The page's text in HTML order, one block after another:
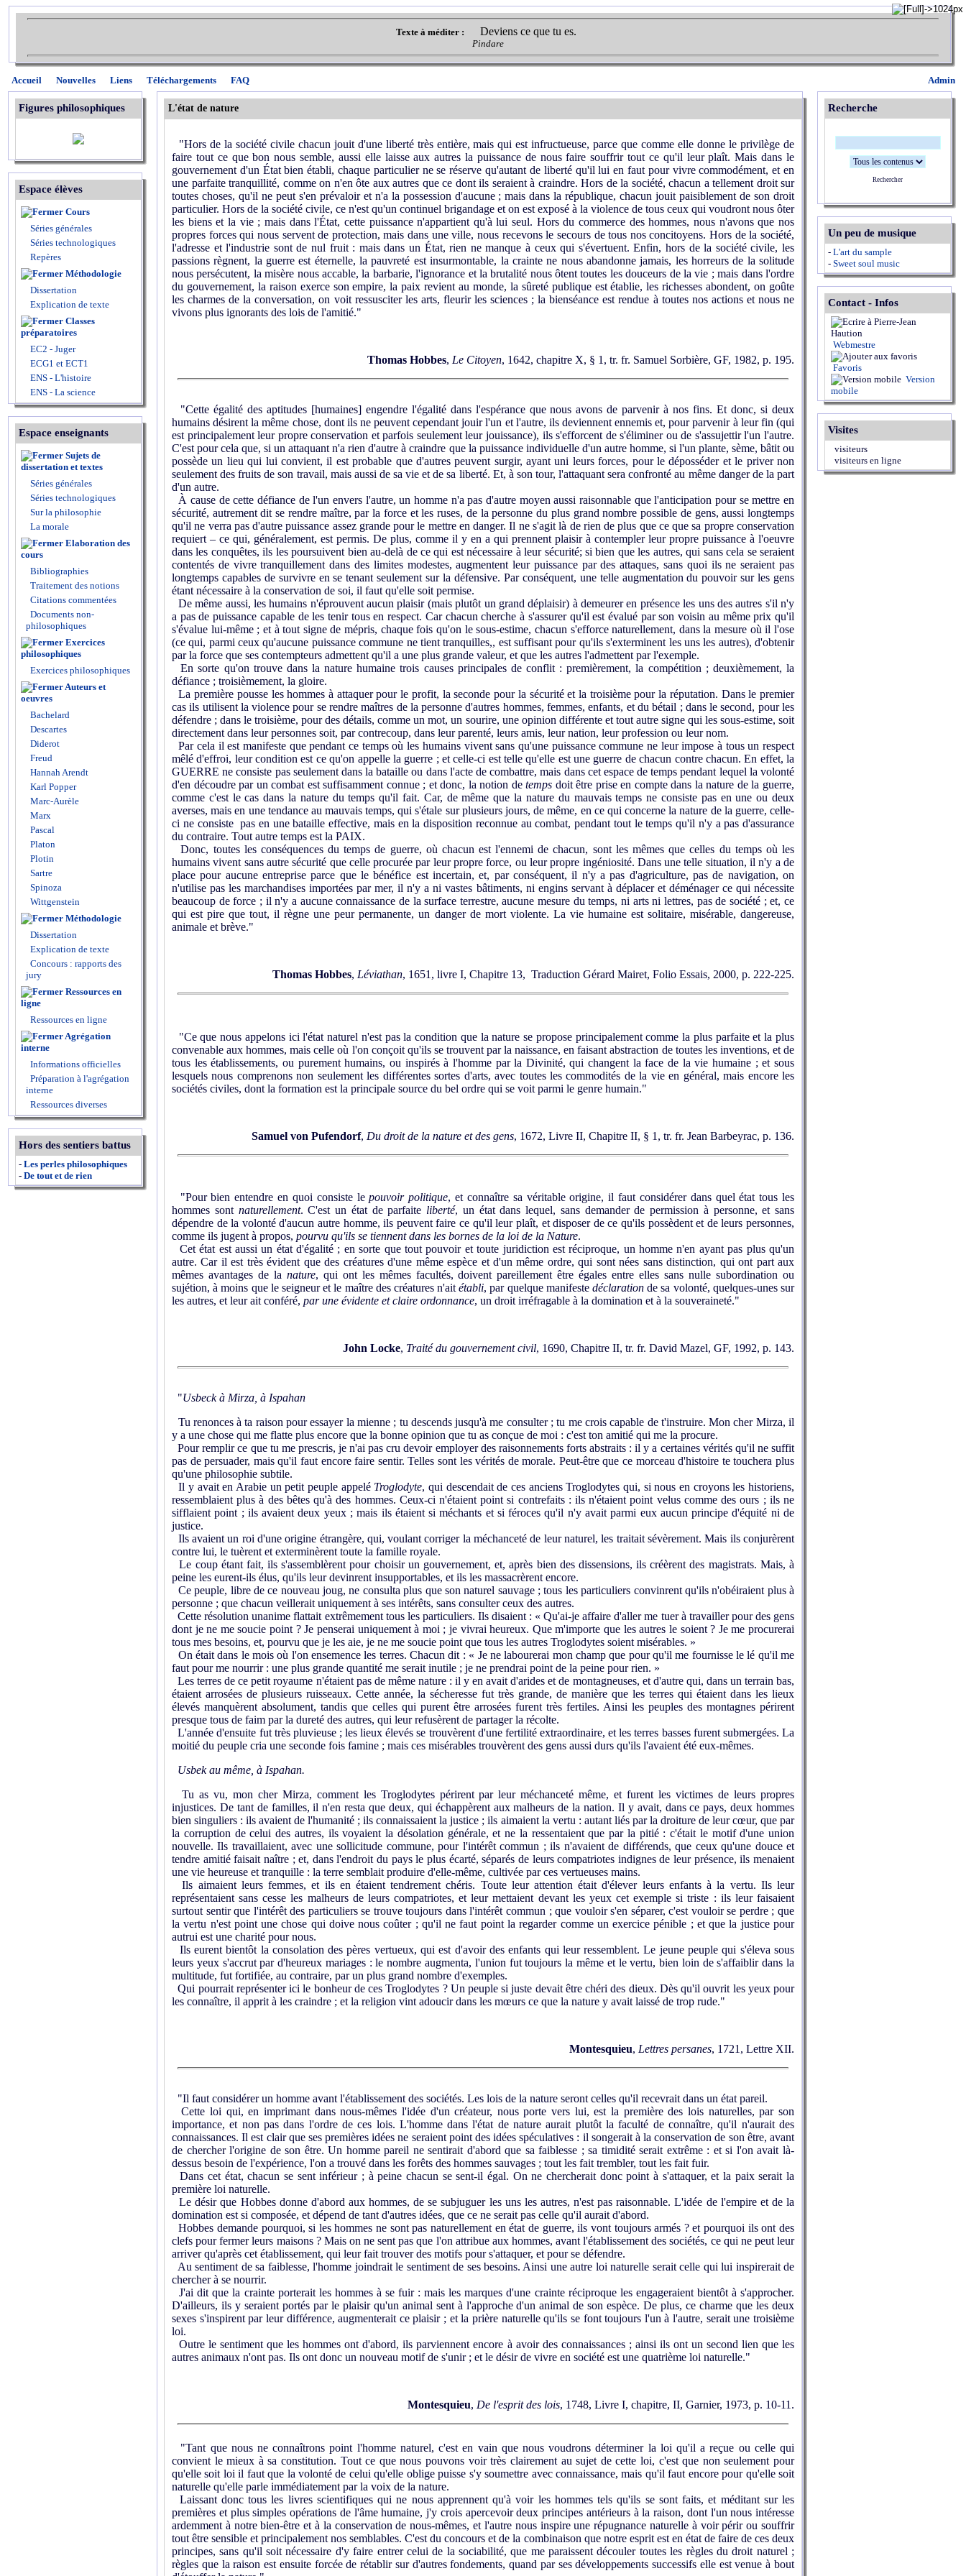
Texte à méditer : Deviens ce que tu es.
Pindare
Admin
Accueil Nouvelles Liens Téléchargements FAQ
Figures philosophiques
Espace élèves
Cours
Séries générales
Séries technologiques
Repères
Méthodologie
Dissertation
Explication de texte
Classes
préparatoires
EC2 - Juger
ECG1 et ECT1
ENS - L'histoire
ENS - La science
Espace enseignants
Sujets de
dissertation et textes
Séries générales
Séries technologiques
Sur la philosophie
La morale
Elaboration des
cours
Bibliographies
Traitement des notions
Citations commentées
Documents non-
philosophiques
Exercices
philosophiques
Exercices philosophiques
Auteurs et
oeuvres
Bachelard
Descartes
Diderot
Freud
Hannah Arendt
Karl Popper
Marc-Aurèle
Marx
Pascal
Platon
Plotin
Sartre
Spinoza
Wittgenstein
Méthodologie
Dissertation
Explication de texte
Concours : rapports des
jury
Ressources en
ligne
Ressources en ligne
Agrégation
interne
Informations officielles
Préparation à l'agrégation
interne
Ressources diverses
Hors des sentiers battus
- Les perles philosophiques
- De tout et de rien
L'état de nature
"Hors de la société civile chacun jouit d'une liberté très entière, mais qui est infructueuse, parce que comme elle donne le privilège de
faire tout ce que bon nous semble, aussi elle laisse aux autres la puissance de nous faire souffrir tout ce qu'il leur plaît. Mais dans le
gouvernement d'un État bien établi, chaque particulier ne se réserve qu'autant de liberté qu'il lui en faut pour vivre commodément, et en
une parfaite tranquillité, comme on n'en ôte aux autres que ce dont ils seraient à craindre. Hors de la société, chacun a tellement droit sur
toutes choses, qu'il ne peut s'en prévaloir et n'a la possession d'aucune ; mais dans la république, chacun jouit paisiblement de son droit
particulier. Hors de la société civile, ce n'est qu'un continuel brigandage et on est exposé à la violence de tous ceux qui voudront nous ôter
les biens et la vie ; mais dans l'État, cette puissance n'appartient qu'à lui seul. Hors du commerce des hommes, nous n'avons que nos
propres forces qui nous servent de protection, mais dans une ville, nous recevons le secours de tous nos concitoyens. Hors de la société,
l'adresse et l'industrie sont de nul fruit : mais dans un État, rien ne manque à ceux qui s'évertuent. Enfin, hors de la société civile, les
passions règnent, la guerre est éternelle, la pauvreté est insurmontable, la crainte ne nous abandonne jamais, les horreurs de la solitude
nous persécutent, la misère nous accable, la barbarie, l'ignorance et la brutalité nous ôtent toutes les douceurs de la vie ; mais dans l'ordre
du gouvernement, la raison exerce son empire, la paix revient au monde, la sûreté publique est établie, les richesses abondent, on goûte
les charmes de la conversation, on voit ressusciter les arts, fleurir les sciences ; la bienséance est rendue à toutes nos actions et nous ne
vivons plus ignorants des lois de l'amitié."
Thomas Hobbes, Le Citoyen, 1642, chapitre X, § 1, tr. fr. Samuel Sorbière, GF, 1982, p. 195.
"Cette égalité des aptitudes [humaines] engendre l'égalité dans l'espérance que nous avons de parvenir à nos fins. Et donc, si deux
humains désirent la même chose, dont ils ne peuvent cependant jouir l'un et l'autre, ils deviennent ennemis et, pour parvenir à leur fin (qui
est principalement leur propre conservation et parfois seulement leur jouissance), ils s'efforcent de s'éliminer ou de s'assujettir l'un l'autre.
C'est pour cela que, si un attaquant n'a rien d'autre à craindre que la puissance individuelle d'un autre homme, si l'un plante, sème, bâtit ou
possède un lieu qui lui convient, il est probable que d'autres peuvent surgir, ayant uni leurs forces, pour le déposséder et le priver non
seulement des fruits de son travail, mais aussi de sa vie et de sa liberté. Et, à son tour, l'attaquant sera confronté au même danger de la part
d'un autre.
À cause de cette défiance de l'un envers l'autre, un homme n'a pas d'autre moyen aussi raisonnable que l'anticipation pour se mettre en
sécurité, autrement dit se rendre maître, par la force et les ruses, de la personne du plus grand nombre possible de gens, aussi longtemps
qu'il ne verra pas d'autre puissance assez grande pour le mettre en danger. Il ne s'agit là de rien de plus que ce que sa propre conservation
requiert – ce qui, généralement, est permis. De plus, comme il y en a qui prennent plaisir à contempler leur propre puissance à l'oeuvre
dans les conquêtes, ils les poursuivent bien au-delà de ce qui est nécessaire à leur sécurité; si bien que les autres, qui sans cela se seraient
contentés de vivre tranquillement dans des limites modestes, augmentent leur puissance par des attaques, sans quoi ils ne seraient pas
longtemps capables de survivre en se tenant seulement sur la défensive. Par conséquent, une telle augmentation du pouvoir sur les gens
étant nécessaire à la conservation de soi, il faut qu'elle soit permise.
De même aussi, les humains n'éprouvent aucun plaisir (mais plutôt un grand déplaisir) à demeurer en présence les uns des autres s'il n'y
a pas de puissance capable de les tenir tous en respect. Car chacun cherche à s'assurer qu'il est évalué par son voisin au même prix qu'il
s'évalue lui-même ; et à tout signe de mépris, chaque fois qu'on le sous-estime, chacun s'efforce naturellement, dans la mesure où il l'ose
(ce qui, parmi ceux qu'aucune puissance commune ne tient tranquilles,, est suffisant pour qu'ils s'exterminent les uns les autres), d'obtenir
par la force que ses contempteurs admettent qu'il a une plus grande valeur, et que les autres l'admettent par l'exemple.
En sorte qu'on trouve dans la nature humaine trois causes principales de conflit : premièrement, la compétition ; deuxièmement, la
défiance ; troisièmement, la gloire.
La première pousse les hommes à attaquer pour le profit, la seconde pour la sécurité et la troisième pour la réputation. Dans le premier
cas ils utilisent la violence pour se rendre maîtres de la personne d'autres hommes, femmes, enfants, et du bétail ; dans le second, pour les
défendre ; dans le troisième, pour des détails, comme un mot, un sourire, une opinion différente et tout autre signe qui les sous-estime, soit
directement dans leur personnes soit, par contrecoup, dans leur parenté, leurs amis, leur nation, leur profession ou leur nom.
Par cela il est manifeste que pendant ce temps où les humains vivent sans qu'une puissance commune ne leur impose à tous un respect
mêlé d'effroi, leur condition est ce qu'on appelle la guerre ; et celle-ci est telle qu'elle est une guerre de chacun contre chacun. En effet, la
GUERRE ne consiste pas seulement dans la bataille ou dans l'acte de combattre, mais dans cet espace de temps pendant lequel la volonté
d'en découdre par un combat est suffisamment connue ; et donc, la notion detemps doit être prise en compte dans la nature de la guerre,
comme c'est le cas dans la nature du temps qu'il fait. Car, de même que la nature du mauvais temps ne consiste pas en une ou deux
averses, mais en une tendance au mauvais temps, qui s'étale sur plusieurs jours, de même, en ce qui concerne la nature de la guerre, celle-
ci ne consiste pas en une bataille effective, mais en la disposition reconnue au combat, pendant tout le temps qu'il n'y a pas d'assurance
du contraire. Tout autre temps est la PAIX.
Donc, toutes les conséquences du temps de guerre, où chacun est l'ennemi de chacun, sont les mêmes que celles du temps où les
humains vivent sans autre sécurité que celle procurée par leur propre force, ou leur propre ingéniosité. Dans une telle situation, il n'y a de
place pour aucune entreprise parce que le bénéfice est incertain, et, par conséquent, il n'y a pas d'agriculture, pas de navigation, on
n'utilise pas les marchandises importées par mer, il n'y a ni vastes bâtiments, ni engins servant à déplacer et déménager ce qui nécessite
beaucoup de force ; il n'y a aucune connaissance de la surface terrestre, aucune mesure du temps, ni arts ni lettres, pas de société ; et, ce
qui est pire que tout, il règne une peur permanente, un danger de mort violente. La vie humaine est solitaire, misérable, dangereuse,
animale et brève."
Thomas Hobbes, Léviathan, 1651, livre I, Chapitre 13, Traduction Gérard Mairet, Folio Essais, 2000, p. 222-225.
"Ce que nous appelons ici l'état naturel n'est pas la condition que la nature se propose principalement comme la plus parfaite et la plus
convenable aux hommes, mais celle où l'on conçoit qu'ils se trouvent par la naissance, en faisant abstraction de toutes les inventions, et de
tous les établissements, ou purement humains, ou inspirés à l'homme par la Divinité, qui changent la face de la vie humaine ; et sous
lesquels nous comprenons non seulement les différentes sortes d'arts, avec toutes les commodités de la vie en général, mais encore les
sociétés civiles, dont la formation est la principale source du bel ordre qui se voit parmi le genre humain."
Samuel von Pufendorf, Du droit de la nature et des gens, 1672, Livre II, Chapitre II, § 1, tr. fr. Jean Barbeyrac, p. 136.
"Pour bien entendre en quoi consiste lepouvoir politique, et connaître sa véritable origine, il faut considérer dans quel état tous les
hommes sont naturellement. C'est un état de parfaite liberté, un état dans lequel, sans demander de permission à personne, et sans
dépendre de la volonté d'aucun autre homme, ils peuvent faire ce qu'il leur plaît, et disposer de ce qu'ils possèdent et de leurs personnes,
comme ils jugent à propos, pourvu qu'ils se tiennent dans les bornes de la loi de la Nature.
Cet état est aussi un état d'égalité ; en sorte que tout pouvoir et toute juridiction est réciproque, un homme n'en ayant pas plus qu'un
autre. Car il est très évident que des créatures d'une même espèce et d'un même ordre, qui sont nées sans distinction, qui ont part aux
mêmes avantages de la nature, qui ont les mêmes facultés, doivent pareillement être égales entre elles sans nulle subordination ou
sujétion, à moins que le seigneur et le maître des créatures n'aitétabli, par quelque manifestedéclarationde sa volonté, quelques-unes sur
les autres, et leur ait conféré, par une évidente et claire ordonnance, un droit irréfragable à la domination et à la souveraineté."
John Locke, Traité du gouvernement civil, 1690, Chapitre II, tr. fr. David Mazel, GF, 1992, p. 143.
"Usbeck à Mirza, à Ispahan
Tu renonces à ta raison pour essayer la mienne ; tu descends jusqu'à me consulter ; tu me crois capable de t'instruire. Mon cher Mirza, il
y a une chose qui me flatte plus encore que la bonne opinion que tu as conçue de moi : c'est ton amitié qui me la procure.
Pour remplir ce que tu me prescris, je n'ai pas cru devoir employer des raisonnements forts abstraits : il y a certaines vérités qu'il ne suffit
pas de persuader, mais qu'il faut encore faire sentir. Telles sont les vérités de morale. Peut-être que ce morceau d'histoire te touchera plus
qu'une philosophie subtile.
Il y avait en Arabie un petit peuple appelé Troglodyte, qui descendait de ces anciens Troglodytes qui, si nous en croyons les historiens,
ressemblaient plus à des bêtes qu'à des hommes. Ceux-ci n'étaient point si contrefaits : ils n'étaient point velus comme des ours ; ils ne
sifflaient point ; ils avaient deux yeux ; mais ils étaient si méchants et si féroces qu'il n'y avait parmi eux aucun principe d'équité ni de
justice.
Ils avaient un roi d'une origine étrangère, qui, voulant corriger la méchanceté de leur naturel, les traitait sévèrement. Mais ils conjurèrent
contre lui, le tuèrent et exterminèrent toute la famille royale.
Le coup étant fait, ils s'assemblèrent pour choisir un gouvernement, et, après bien des dissensions, ils créèrent des magistrats. Mais, à
peine les eurent-ils élus, qu'ils leur devinrent insupportables, et ils les massacrèrent encore.
Ce peuple, libre de ce nouveau joug, ne consulta plus que son naturel sauvage ; tous les particuliers convinrent qu'ils n'obéiraient plus à
personne ; que chacun veillerait uniquement à ses intérêts, sans consulter ceux des autres.
Cette résolution unanime flattait extrêmement tous les particuliers. Ils disaient : « Qu'ai-je affaire d'aller me tuer à travailler pour des gens
dont je ne me soucie point ? Je penserai uniquement à moi ; je vivrai heureux. Que m'importe que les autres le soient ? Je me procurerai
tous mes besoins, et, pourvu que je les aie, je ne me soucie point que tous les autres Troglodytes soient misérables. »
On était dans le mois où l'on ensemence les terres. Chacun dit : « Je ne labourerai mon champ que pour qu'il me fournisse le lé qu'il me
faut pour me nourrir : une plus grande quantité me serait inutile ; je ne prendrai point de la peine pour rien. »
Les terres de ce petit royaume n'étaient pas de même nature : il y en avait d'arides et de montagneuses, et d'autre qui, dans un terrain bas,
étaient arrosées de plusieurs ruisseaux. Cette année, la sécheresse fut très grande, de manière que les terres qui étaient dans les lieux
élevés manquèrent absolument, tandis que celles qui purent être arrosées furent très fertiles. Ainsi les peuples des montagnes périrent
presque tous de faim par la dureté des autres, qui leur refusèrent de partager la récolte.
L'année d'ensuite fut très pluvieuse ; les lieux élevés se trouvèrent d'une fertilité extraordinaire, et les terres basses furent submergées. La
moitié du peuple cria une seconde fois famine ; mais ces misérables trouvèrent des gens aussi durs qu'ils l'avaient été eux-mêmes.
Usbek au même, à Ispahan.
Tu as vu, mon cher Mirza, comment les Troglodytes périrent par leur méchanceté même, et furent les victimes de leurs propres
injustices. De tant de familles, il n'en resta que deux, qui échappèrent aux malheurs de la nation. Il y avait, dans ce pays, deux hommes
bien singuliers : ils avaient de l'humanité ; ils connaissaient la justice ; ils aimaient la vertu : autant liés par la droiture de leur cœur, que par
la corruption de celui des autres, ils voyaient la désolation générale, et ne la ressentaient que par la pitié : c'était le motif d'une union
nouvelle. Ils travaillaient, avec une sollicitude commune, pour l'intérêt commun ; ils n'avaient de différends, que ceux qu'une douce et
tendre amitié faisait naître ; et, dans l'endroit du pays le plus écarté, séparés de leurs compatriotes indignes de leur présence, ils menaient
une vie heureuse et tranquille : la terre semblait produire d'elle-même, cultivée par ces vertueuses mains.
Ils aimaient leurs femmes, et ils en étaient tendrement chéris. Toute leur attention était d'élever leurs enfants à la vertu. Ils leur
représentaient sans cesse les malheurs de leurs compatriotes, et leur mettaient devant les yeux cet exemple si triste : ils leur faisaient
surtout sentir que l'intérêt des particuliers se trouve toujours dans l'intérêt commun ; que vouloir s'en séparer, c'est vouloir se perdre ; que
la vertu n'est point une chose qui doive nous coûter ; qu'il ne faut point la regarder comme un exercice pénible ; et que la justice pour
autrui est une charité pour nous.
Ils eurent bientôt la consolation des pères vertueux, qui est d'avoir des enfants qui leur ressemblent. Le jeune peuple qui s'éleva sous
leurs yeux s'accrut par d'heureux mariages : le nombre augmenta, l'union fut toujours la même et le vertu, bien loin de s'affaiblir dans la
multitude, fut fortifiée, au contraire, par un plus grand nombre d'exemples.
Qui pourrait représenter ici le bonheur de ces Troglodytes ? Un peuple si juste devait être chéri des dieux. Dès qu'il ouvrit les yeux pour
les connaître, il apprit à les craindre ; et la religion vint adoucir dans les mœurs ce que la nature y avait laissé de trop rude."
Montesquieu, Lettres persanes, 1721, Lettre XII.
"Il faut considérer un homme avant l'établissement des sociétés. Les lois de la nature seront celles qu'il recevrait dans un état pareil.
Cette loi qui, en imprimant dans nous-mêmes l'idée d'un créateur, nous porte vers lui, est la première des lois naturelles, par son
importance, et non pas dans l'ordre de ces lois. L'homme dans l'état de nature aurait plutôt la faculté de connaître, qu'il n'aurait des
connaissances. Il est clair que ses premières idées ne seraient point des idées spéculatives : il songerait à la conservation de son être, avant
de chercher l'origine de son être. Un homme pareil ne sentirait d'abord que sa faiblesse ; sa timidité serait extrême : et si l'on avait là-
dessus besoin de l'expérience, l'on a trouvé dans les forêts des hommes sauvages ; tout les fait trembler, tout les fait fuir.
Dans cet état, chacun se sent inférieur ; à peine chacun se sent-il égal. On ne chercherait donc point à s'attaquer, et la paix serait la
première loi naturelle.
Le désir que Hobbes donne d'abord aux hommes, de se subjuguer les uns les autres, n'est pas raisonnable. L'idée de l'empire et de la
domination est si composée, et dépend de tant d'autres idées, que ce ne serait pas celle qu'il aurait d'abord.
Hobbes demande pourquoi, si les hommes ne sont pas naturellement en état de guerre, ils vont toujours armés ? et pourquoi ils ont des
clefs pour fermer leurs maisons ? Mais on ne sent pas que l'on attribue aux hommes, avant l'établissement des sociétés, ce qui ne peut leur
arriver qu'après cet établissement, qui leur fait trouver des motifs pour s'attaquer, et pour se défendre.
Au sentiment de sa faiblesse, l'homme joindrait le sentiment de ses besoins. Ainsi une autre loi naturelle serait celle qui lui inspirerait de
chercher à se nourrir.
J'ai dit que la crainte porterait les hommes à se fuir : mais les marques d'une crainte réciproque les engageraient bientôt à s'approcher.
D'ailleurs, ils y seraient portés par le plaisir qu'un animal sent à l'approche d'un animal de son espèce. De plus, ce charme que les deux
sexes s'inspirent par leur différence, augmenterait ce plaisir ; et la prière naturelle qu'ils se font toujours l'un à l'autre, serait une troisième
loi.
Outre le sentiment que les hommes ont d'abord, ils parviennent encore à avoir des connaissances ; ainsi ils ont un second lien que les
autres animaux n'ont pas. Ils ont donc un nouveau motif de s'unir ; et le désir de vivre en société est une quatrième loi naturelle."
Montesquieu, De l'esprit des lois, 1748, Livre I, chapitre, II, Garnier, 1973, p. 10-11.
"Tant que nous ne connaîtrons point l'homme naturel, c'est en vain que nous voudrons déterminer la loi qu'il a reçue ou celle qui
convient le mieux à sa constitution. Tout ce que nous pouvons voir très clairement au sujet de cette loi, c'est que non seulement pour
qu'elle soit loi il faut que la volonté de celui qu'elle oblige puisse s'y soumettre avec connaissance, mais qu'il faut encore pour qu'elle soit
naturelle qu'elle parle immédiatement par la voix de la nature.
Laissant donc tous les livres scientifiques qui ne nous apprennent qu'à voir les hommes tels qu'ils se sont faits, et méditant sur les
premières et plus simples opérations de l'âme humaine, j'y crois apercevoir deux principes antérieurs à la raison, dont l'un nous intéresse
ardemment à notre bien-être et à la conservation de nous-mêmes, et l'autre nous inspire une répugnance naturelle à voir périr ou souffrir
tout être sensible et principalement nos semblables. C'est du concours et de la combinaison que notre esprit est en état de faire de ces deux
principes, sans qu'il soit nécessaire d'y faire entrer celui de la sociabilité, que me paraissent découler toutes les règles du droit naturel ;
règles que la raison est ensuite forcée de rétablir sur d'autres fondements, quand par ses développements successifs elle est venue à bout
Recherche
Rechercher
Un peu de musique
- L'art du sample
- Sweet soul music
Contact - Infos
Webmestre
Favoris
Version
mobile
Visites
visiteurs
visiteurs en ligne